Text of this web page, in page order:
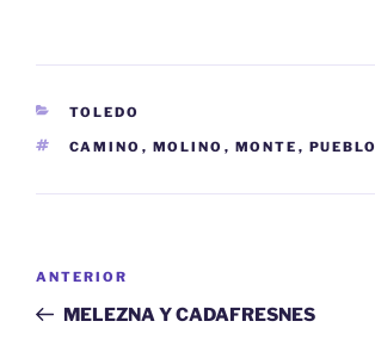
CATEGORÍAS
TOLEDO
ETIQUETAS
CAMINO , MOLINO , MONTE , PUEBLO
entradas
Entrada
anterior:
ANTERIOR
MELEZNA Y CADAFRESNES